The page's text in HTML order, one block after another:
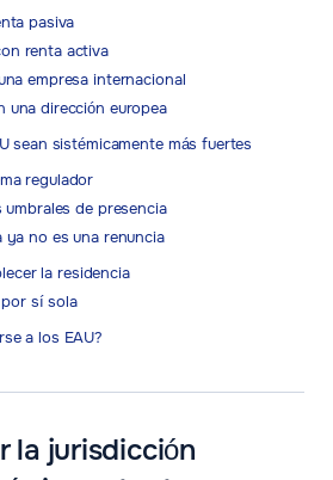
pasiva
renta activa
empresa internacional
una dirección europea
sean sistémicamente más fuertes
regulador
umbrales de presencia
ya no es una renuncia
la residencia
por sí sola
a los EAU?
la jurisdicción